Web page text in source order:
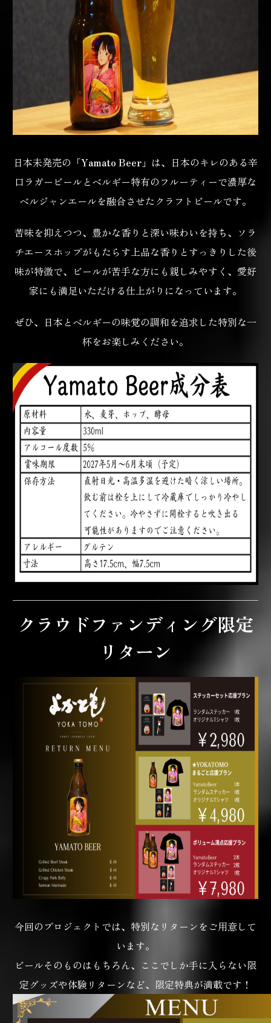
日本未発売の 「Yamato Beer」 は、日本のキレのある辛
口ラガービールとベルギー特有のフルーティーで濃厚な
ベルジャンエールを融合させたクラフトビールです。
苦味を抑えつつ、豊かな香りと深い味わいを持ち、ソラ
チエースホップがもたらす上品な香りとすっきりした後
味が特徴で、ビールが苦手な方にも親しみやすく、 愛好
家にも満足いただける仕上がりになっています。
ぜひ、日本とベルギーの味覚の調和を追求した特別な一
杯をお楽しみください。
クラウドファンディング限定
リターン
今回のプロジェクトでは、特別なリターンをご用意して
います。
ビールそのものはもちろん、ここでしか手に入らない限
定グッズや体験リターンなど、限定特典が満載です！